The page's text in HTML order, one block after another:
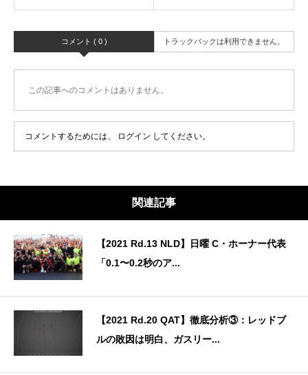
コメント ( 0 ) トラックバックは利用できません。
この記事へのコメントはありません。
コメントするためには、 ログイン してください。
関連記事
【2021 Rd.13 NLD】日曜 C・ホーナー代表
「0.1〜0.2秒のア...
【2021 Rd.20 QAT】徹底分析③：レッドブ
ルの敗因は明白、ガスリー...